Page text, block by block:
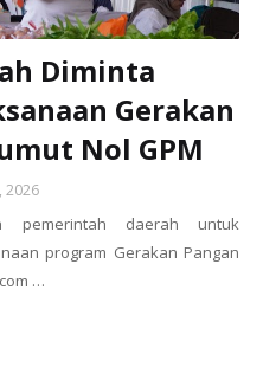
Diminta
Gerakan
Nol GPM
2026
pemerintah daerah untuk
program Gerakan Pangan
…